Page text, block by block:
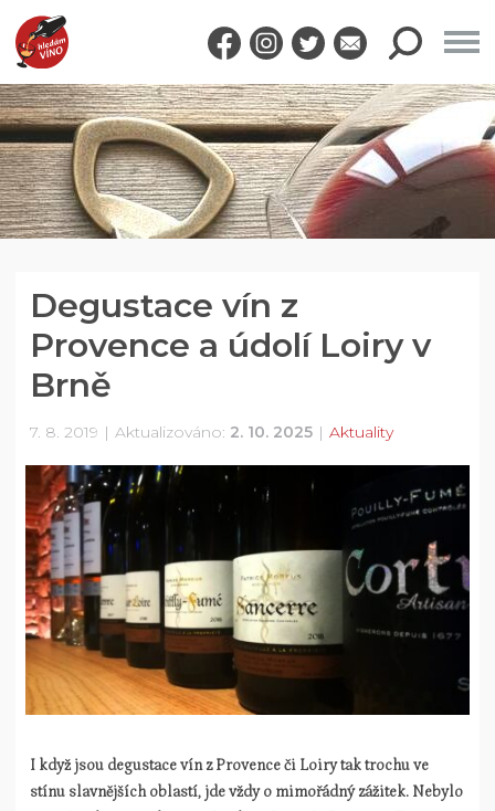
Degustace vín z
Provence a údolí Loiry v
Brně
7. 8. 2019 Aktualizováno: 2. 10. 2025 Aktuality
I když jsou degustace vín z Provence či Loiry tak trochu ve
stínu slavnějších oblastí, jde vždy o mimořádný zážitek. Nebylo